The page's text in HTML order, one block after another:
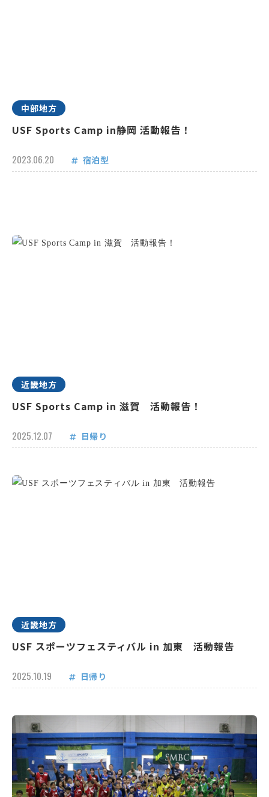
中部地方
USF Sports Camp in静岡 活動報告！
2023.06.20 宿泊型
近畿地方
USF Sports Camp in 滋賀 活動報告！
2025.12.07 日帰り
近畿地方
USF スポーツフェスティバル in 加東 活動報告
2025.10.19 日帰り